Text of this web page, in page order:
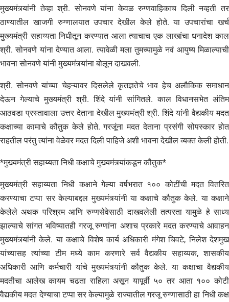
मुख्यमंत्र्यांनी तेव्हा श्री. सोनवणे यांना केवळ रुग्णवाहिकाच दिली नव्हती तर
ठाण्यातील खाजगी रुग्णालयात उपचार देखील केले होते. या उपचारांचा खर्च
मुख्यमंत्री सहाय्यता निधीतून करण्यात आला त्याचाच एक लाखांचा धनादेश काल
श्री. सोनवणे यांना देण्यात आला. त्यावेळी मला तुमच्यामुळे नवं आयुष्य मिळाल्याची
भावना सोनवणे यांनी मुख्यमंत्र्यांना बोलून दाखवली.
श्री. सोनवणे यांच्या चेहऱ्यावर दिसलेले कृतज्ञतेचे भाव हेच अलौकिक समाधान
देऊन गेल्याचे मुख्यमंत्री श्री. शिंदे यांनी सांगितले. काल विधानसभेत अंतिम
आठवडा प्रस्तावाला उत्तर देताना देखील मुख्यमंत्री श्री. शिंदे यांनी वैद्यकीय मदत
कक्षाच्या कामाचे कौतुक केले होते. गरजूंना मदत देताना प्रसंगी सोपस्कार होत
राहतील परंतु त्यांना वेळेवर मदत दिली पाहिजे अशी भावना देखील व्यक्त केली होती.
*मुख्यमंत्री सहाय्यता निधी कक्षाचे मुख्यमंत्र्यांकडून कौतुक*
मुख्यमंत्री सहाय्यता निधी कक्षाने गेल्या वर्षभरात १०० कोटींची मदत वितरित
करण्याचा टप्पा सर केल्याबद्दल मुख्यमंत्र्यांनी या कक्षाचे कौतुक केले. या कक्षाने
केलेले अथक परिश्रम आणि रुग्णसेवेसाठी दाखवलेली तत्परता यामुळे हे साध्य
झाल्याचे सांगत भविष्यातही गरजू रुग्णांना अशाच प्रकारे मदत करण्याचे आवाहन
मुख्यमंत्र्यांनी केले. या कक्षाचे विशेष कार्य अधिकारी मंगेश चिवटे, निलेश देशमुख
यांच्यासह त्यांच्या टीम मध्ये काम करणारे सर्व वैद्यकीय सहाय्यक, शासकीय
अधिकारी आणि कर्मचारी यांचे मुख्यमंत्र्यांनी कौतुक केले. या कक्षाचा वैद्यकीय
मदतीचा आलेख कायम चढता राहिला असून यापूर्वी ५० तर आता १०० कोटी
वैद्यकीय मदत देण्याचा टप्पा सर केल्यामुळे राज्यातील गरजू रुग्णासाठी हा निधी कक्ष